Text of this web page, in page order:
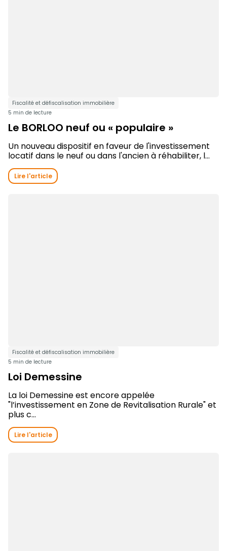
Fiscalité et défiscalisation immobilière
5 min de lecture
Le BORLOO neuf ou « populaire »
Un nouveau dispositif en faveur de l'investissement
locatif dans le neuf ou dans l'ancien à réhabiliter, l...
Lire l'article
Fiscalité et défiscalisation immobilière
5 min de lecture
Loi Demessine
La loi Demessine est encore appelée
"l’investissement en Zone de Revitalisation Rurale" et
plus c...
Lire l'article